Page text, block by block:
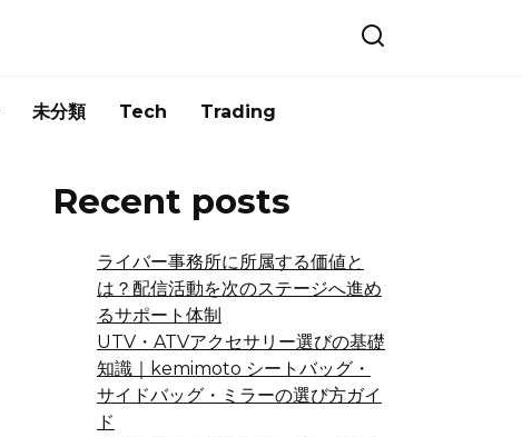
未分類 Tech Trading
Recent posts
ライバー事務所に所属する価値と
は？配信活動を次のステージへ進め
るサポート体制
UTV・ATVアクセサリー選びの基礎
知識｜kemimoto シートバッグ・
サイドバッグ・ミラーの選び方ガイ
ド